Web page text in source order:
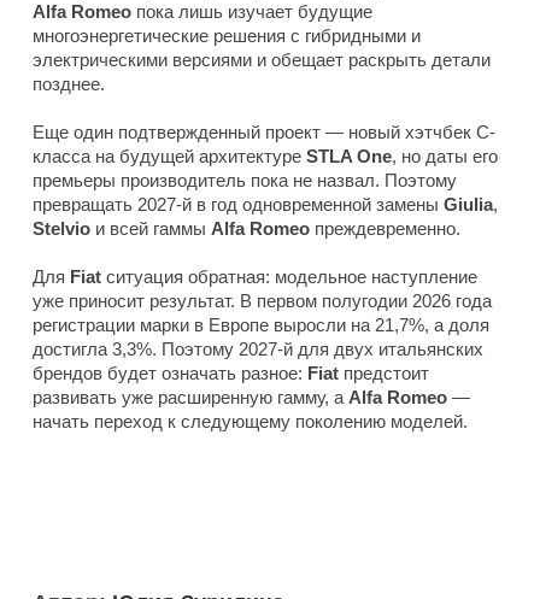
Alfa Romeo пока лишь изучает будущие
многоэнергетические решения с гибридными и
электрическими версиями и обещает раскрыть детали
позднее.
Еще один подтвержденный проект — новый хэтчбек C-
класса на будущей архитектуре STLA One, но даты его
премьеры производитель пока не назвал. Поэтому
превращать 2027-й в год одновременной замены Giulia,
Stelvio и всей гаммы Alfa Romeo преждевременно.
Для Fiat ситуация обратная: модельное наступление
уже приносит результат. В первом полугодии 2026 года
регистрации марки в Европе выросли на 21,7%, а доля
достигла 3,3%. Поэтому 2027-й для двух итальянских
брендов будет означать разное: Fiat предстоит
развивать уже расширенную гамму, а Alfa Romeo —
начать переход к следующему поколению моделей.